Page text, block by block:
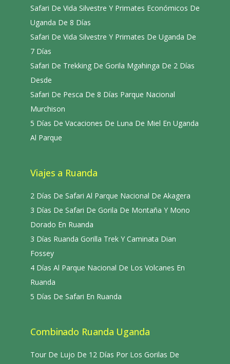
Safari De Vida Silvestre Y Primates Económicos De
Uganda De 8 Días
Safari De Vida Silvestre Y Primates De Uganda De
7 Días
Safari De Trekking De Gorila Mgahinga De 2 Días
Desde
Safari De Pesca De 8 Días Parque Nacional
Murchison
5 Días De Vacaciones De Luna De Miel En Uganda
Al Parque
Viajes a Ruanda
2 Días De Safari Al Parque Nacional De Akagera
3 Días De Safari De Gorila De Montaña Y Mono
Dorado En Ruanda
3 Días Ruanda Gorilla Trek Y Caminata Dian
Fossey
4 Días Al Parque Nacional De Los Volcanes En
Ruanda
5 Días De Safari En Ruanda
Combinado Ruanda Uganda
Tour De Lujo De 12 Días Por Los Gorilas De